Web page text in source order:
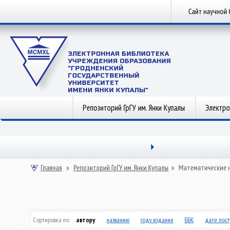
Сайт научной
ЭЛЕКТРОННАЯ БИБЛИОТЕКА
УЧРЕЖДЕНИЯ ОБРАЗОВАНИЯ
"ГРОДНЕНСКИЙ
ГОСУДАРСТВЕННЫЙ
УНИВЕРСИТЕТ
ИМЕНИ ЯНКИ КУПАЛЫ"
Репозиторий ГрГУ им. Янки Купалы
Главная » Репозиторий ГрГУ им. Янки Купалы » Математические
Сортировка по: автору названию году издания ББК дате